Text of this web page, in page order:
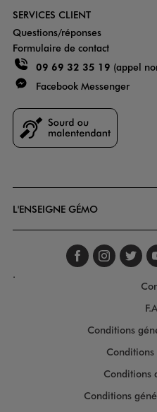
SERVICES CLIENT
Questions/réponses
Formulaire de contact
09 69 32 35 19 (appel
Facebook Messenger
L'ENSEIGNE GÉMO
Suivez-
.
Conditions
Conditions
Conditions